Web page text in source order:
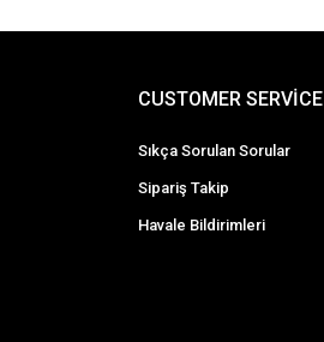
CUSTOMER SERVİCE
Sıkça Sorulan Sorular
Sipariş Takip
Havale Bildirimleri